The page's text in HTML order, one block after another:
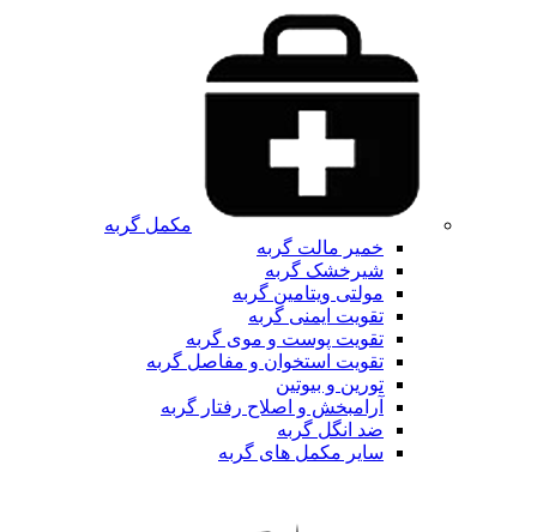
مکمل گربه
خمیر مالت گربه
شیرخشک گربه
مولتی ویتامین گربه
تقویت ایمنی گربه
تقویت پوست و موی گربه
تقویت استخوان و مفاصل گربه
تورین و بیوتین
آرامبخش و اصلاح رفتار گربه
ضد انگل گربه
سایر مکمل های گربه